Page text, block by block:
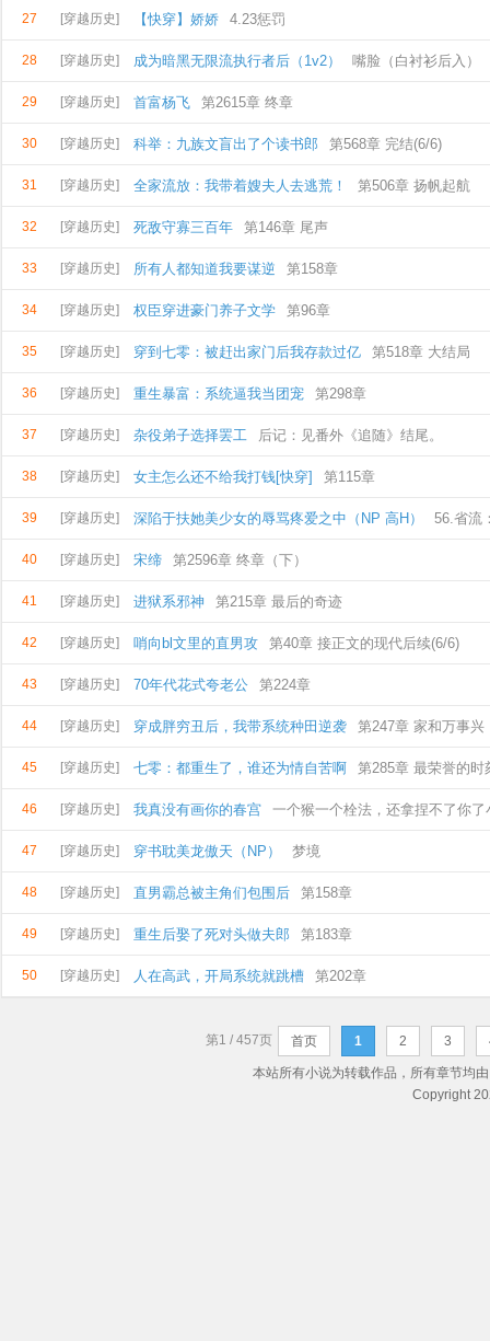
27 [穿越历史] 【快穿】娇娇 4.23惩罚
28 [穿越历史] 成为暗黑无限流执行者后（1v2） 嘴脸（白衬衫后入）
29 [穿越历史] 首富杨飞 第2615章 终章
30 [穿越历史] 科举：九族文盲出了个读书郎 第568章 完结(6/6)
31 [穿越历史] 全家流放：我带着嫂夫人去逃荒！ 第506章 扬帆起航
32 [穿越历史] 死敌守寡三百年 第146章 尾声
33 [穿越历史] 所有人都知道我要谋逆 第158章
34 [穿越历史] 权臣穿进豪门养子文学 第96章
35 [穿越历史] 穿到七零：被赶出家门后我存款过亿 第518章 大结局
36 [穿越历史] 重生暴富：系统逼我当团宠 第298章
37 [穿越历史] 杂役弟子选择罢工 后记：见番外《追随》结尾。
38 [穿越历史] 女主怎么还不给我打钱[快穿] 第115章
39 [穿越历史] 深陷于扶她美少女的辱骂疼爱之中（NP 高H） 56.省流
几把一边
40 [穿越历史] 宋缔 第2596章 终章（下）
41 [穿越历史] 进狱系邪神 第215章 最后的奇迹
42 [穿越历史] 哨向bl文里的直男攻 第40章 接正文的现代后续(6/6)
43 [穿越历史] 70年代花式夸老公 第224章
44 [穿越历史] 穿成胖穷丑后，我带系统种田逆袭 第247章 家和万事兴
45 [穿越历史] 七零：都重生了，谁还为情自苦啊 第285章 最荣誉的时
46 [穿越历史] 我真没有画你的春宫 一个猴一个栓法，还拿捏不了你了
47 [穿越历史] 穿书耽美龙傲天（NP） 梦境
48 [穿越历史] 直男霸总被主角们包围后 第158章
49 [穿越历史] 重生后娶了死对头做夫郎 第183章
50 [穿越历史] 人在高武，开局系统就跳槽 第202章
第1 / 457页 首页 1 2 3
本站所有小说为转载作品，所有章节均
Copyright